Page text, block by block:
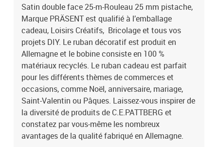
Satin double face 25-m-Rouleau 25 mm pistache,
Marque PRÄSENT est qualifié à l’emballage
cadeau, Loisirs Créatifs, Bricolage et tous vos
projets DIY. Le ruban décoratif est produit en
Allemagne et le bobine consiste en 100 %
matériaux recyclés. Le ruban cadeau est parfait
pour les différents thèmes de commerces et
occasions, comme Noël, anniversaire, mariage,
Saint-Valentin ou Pâques. Laissez-vous inspirer de
la diversité de produits de C.E.PATTBERG et
constatez par vous-même les nombreux
avantages de la qualité fabriqué en Allemagne.